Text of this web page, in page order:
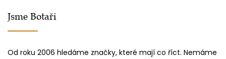
Jsme Botaři
Od roku 2006 hledáme značky, které mají co říct. Nemáme